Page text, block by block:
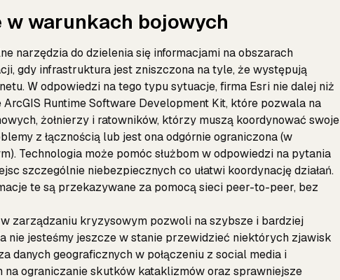
warunkach bojowych
narzędzia do dzielenia się informacjami na obszarach
gdy infrastruktura jest zniszczona na tyle, że występują
W odpowiedzi na tego typu sytuacje, firma Esri nie dalej niż
Runtime Software Development Kit, które pozwala na
żołnierzy i ratowników, którzy muszą koordynować swoje
z łącznością lub jest ona odgórnie ograniczona (w
Technologia może pomóc służbom w odpowiedzi na pytania
szczególnie niebezpiecznych co ułatwi koordynację działań.
te są przekazywane za pomocą sieci peer-to-peer, bez
zarządzaniu kryzysowym pozwoli na szybsze i bardziej
nie jesteśmy jeszcze w stanie przewidzieć niektórych zjawisk
danych geograficznych w połączeniu z social media i
ograniczanie skutków kataklizmów oraz sprawniejsze